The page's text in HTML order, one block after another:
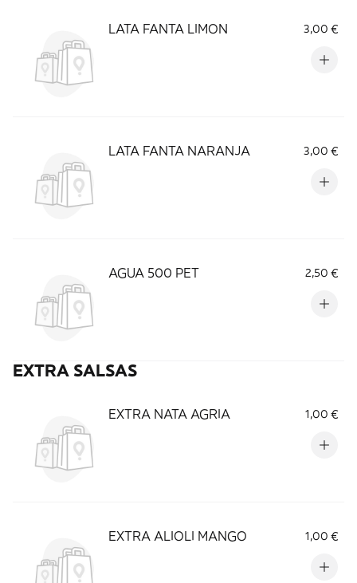
LATA FANTA LIMON 3,00 €
LATA FANTA NARANJA 3,00 €
AGUA 500 PET 2,50 €
EXTRA SALSAS
EXTRA NATA AGRIA 1,00 €
EXTRA ALIOLI MANGO 1,00 €